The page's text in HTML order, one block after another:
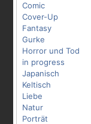
Comic
Cover-Up
Fantasy
Gurke
Horror und Tod
in progress
Japanisch
Keltisch
Liebe
Natur
Porträt